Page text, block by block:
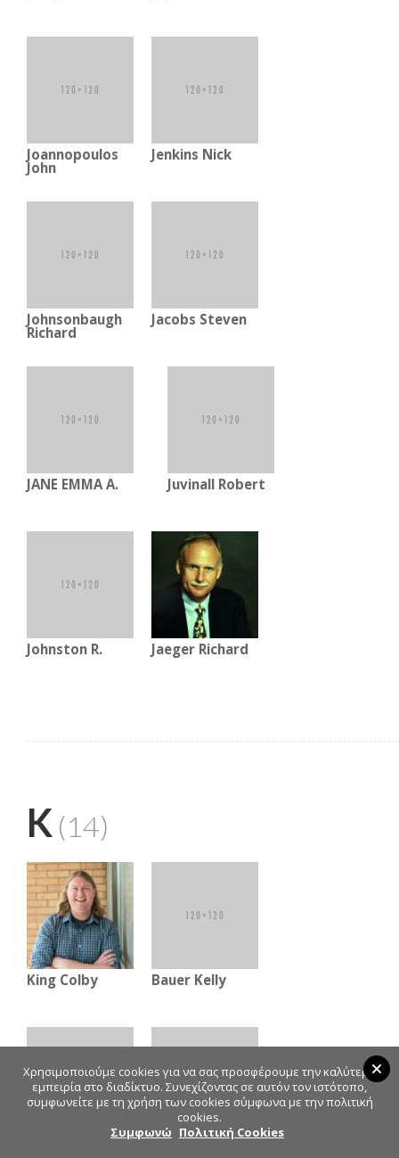
Joannopoulos
John
Jenkins Nick
Johnsonbaugh
Richard
Jacobs Steven
JANE EMMA A. Juvinall Robert
Johnston R. Jaeger Richard
K (14)
King Colby Bauer Kelly
Kreps Sarah
Χρησιμοποιούμε cookies για να σας προσφέρουμε την καλύτερη
εμπειρία στο διαδίκτυο. Συνεχίζοντας σε αυτόν τον ιστότοπο,
συμφωνείτε με τη χρήση των cookies σύμφωνα με την πολιτική
cookies.
Συμφωνώ Πολιτική Cookies